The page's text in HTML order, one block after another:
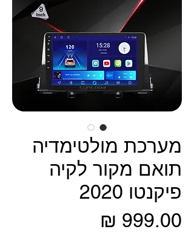
מערכת מולטימדיה
תואם מקור לקיה
פיקנטו 2020